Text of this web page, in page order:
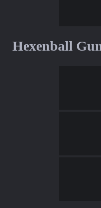
Hexenball